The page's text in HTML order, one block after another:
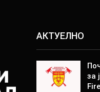
АКТУЕЛНО
за